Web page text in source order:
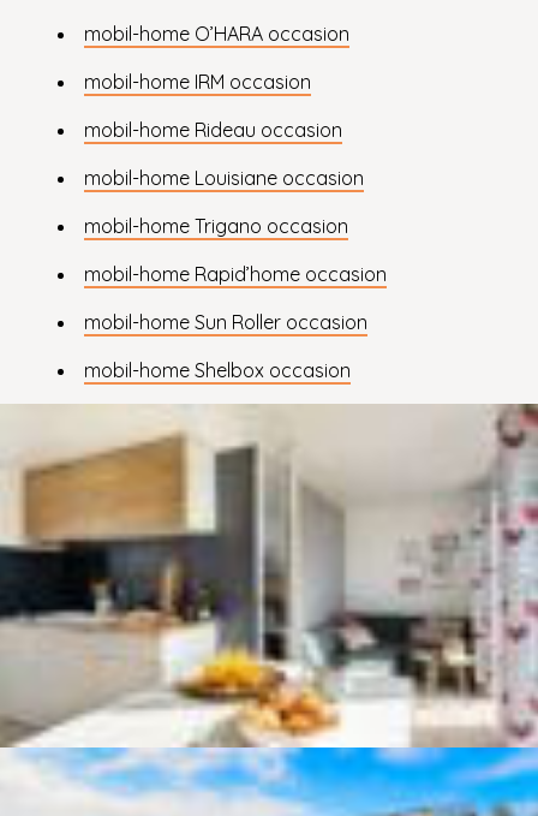
mobil-home O’HARA occasion
mobil-home IRM occasion
mobil-home Rideau occasion
mobil-home Louisiane occasion
mobil-home Trigano occasion
mobil-home Rapid’home occasion
mobil-home Sun Roller occasion
mobil-home Shelbox occasion